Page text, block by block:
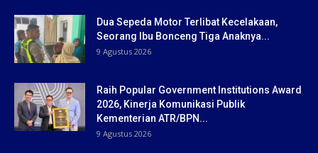
Dua Sepeda Motor Terlibat Kecelakaan,
Seorang Ibu Bonceng Tiga Anaknya...
9 Agustus 2026
Raih Popular Government Institutions Award
2026, Kinerja Komunikasi Publik
Kementerian ATR/BPN...
9 Agustus 2026